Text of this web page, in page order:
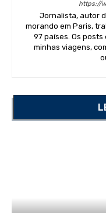
https://
Jornalista, autor
morando em Paris,
97 países. Os
minhas viagens,